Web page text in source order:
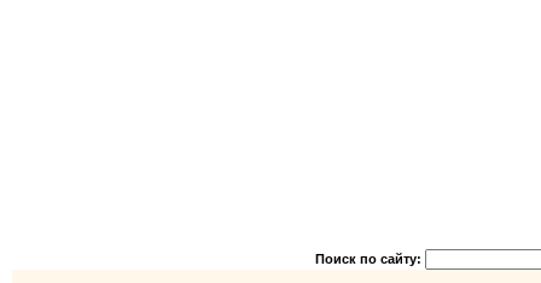
Поиск по сайту: